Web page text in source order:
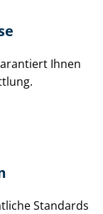
Ihnen
Standards